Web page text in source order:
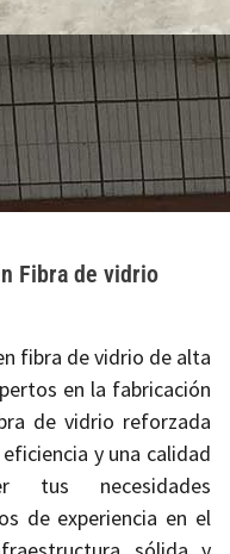
Fibra de vidrio
fibra de vidrio de alta
en la fabricación
de vidrio reforzada
y una calidad
tus necesidades
de experiencia en el